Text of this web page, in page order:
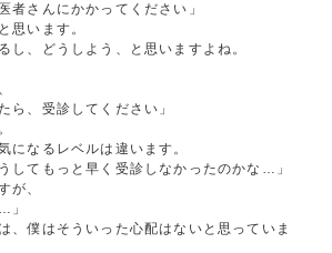
者さんにかかってください」
思います。
し、どうしよう、と思いますよね。
ら、受診してください」
になるレベルは違います。
してもっと早く受診しなかったのかな…」
が、
」
、僕はそういった心配はないと思っていま